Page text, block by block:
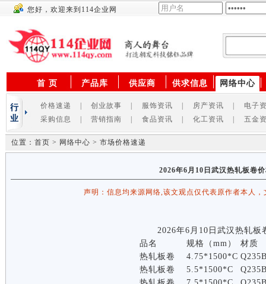
您好，欢迎来到114企业网
首 页 产品库 供应商 供求信息 网络中心
价格速递 创业故事 服饰资讯 房产资讯
电子
采购信息
营销指南 食品资讯 化工资讯 五金
位置：首页 > 网络中心 > 市场价格速递
2026年6月10日武汉热轧板卷
声明：信息均来源网络,该文观点仅代表原作者本人
2026年6月10日武汉热轧
品名
规格（mm）
材质
热轧板卷
4.75*1500*C
热轧板卷
5.5*1500*C